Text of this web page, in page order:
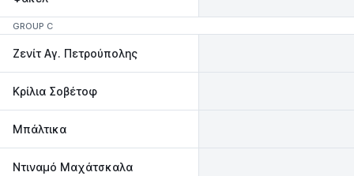
GROUP C
Ζενίτ Αγ. Πετρούπολης
Κρίλια Σοβέτοφ
Μπάλτικα
Ντιναμό Μαχάτσκαλα